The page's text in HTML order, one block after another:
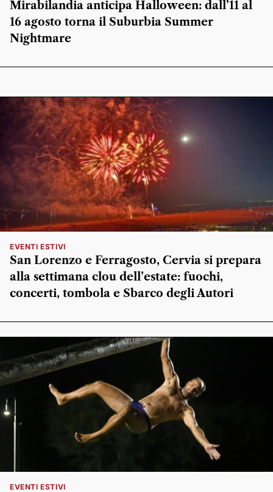
Mirabilandia anticipa Halloween: dall’11 al
16 agosto torna il Suburbia Summer
Nightmare
EVENTI ESTIVI
San Lorenzo e Ferragosto, Cervia si prepara
alla settimana clou dell’estate: fuochi,
concerti, tombola e Sbarco degli Autori
EVENTI ESTIVI